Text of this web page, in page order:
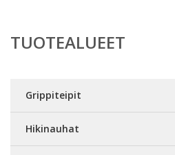
TUOTEALUEET
Grippiteipit
Hikinauhat